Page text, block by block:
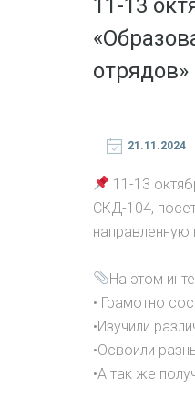
11-13
отрядов»
21.11.2024
11-13
СКД-104,
направленную
На этом
• Грамотно
•Изучили
•Освоили
•А так же